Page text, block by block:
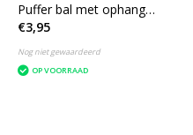
Puffer bal met ophang
oog - Stress bal -
Sleutelhanger
€3,95
Nog niet gewaardeerd
OP VOORRAAD